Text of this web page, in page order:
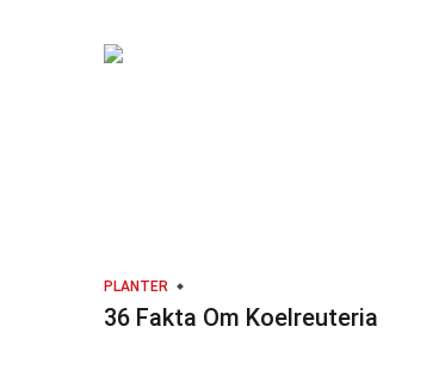
PLANTER
36 Fakta Om Koelreuteria